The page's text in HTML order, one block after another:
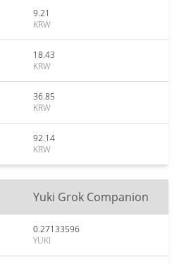
9.21
KRW
18.43
KRW
36.85
KRW
92.14
KRW
Yuki Grok Companion
0.27133596
YUKI